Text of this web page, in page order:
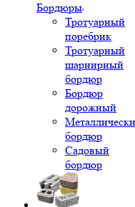
Бордюры
Тротуарный
поребрик
Тротуарный
шарнирный
бордюр
Бордюр
дорожный
бордюр
Садовый
бордюр